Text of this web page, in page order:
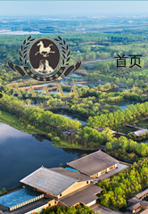
首页
INDEX